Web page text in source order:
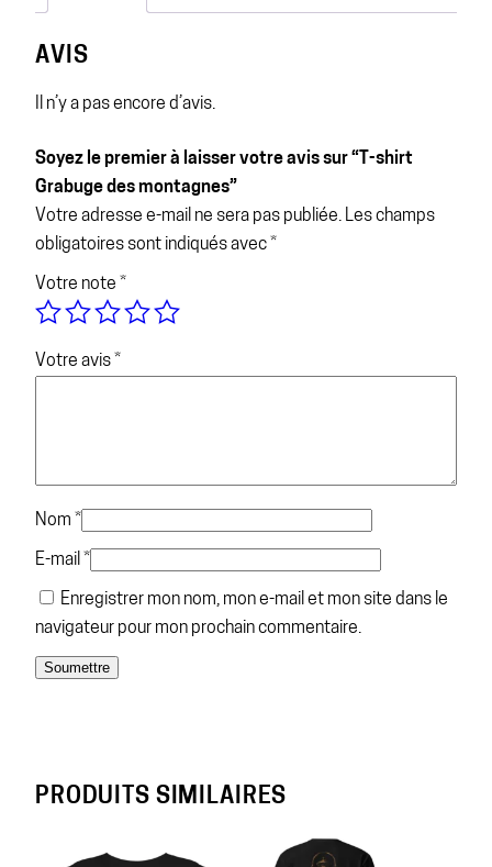
AVIS
Il n’y a pas encore d’avis.
Soyez le premier à laisser votre avis sur “T-shirt
Grabuge des montagnes”
Votre adresse e-mail ne sera pas publiée. Les champs
obligatoires sont indiqués avec *
Votre note *
Votre avis *
Nom *
E-mail *
Enregistrer mon nom, mon e-mail et mon site dans le
navigateur pour mon prochain commentaire.
PRODUITS SIMILAIRES